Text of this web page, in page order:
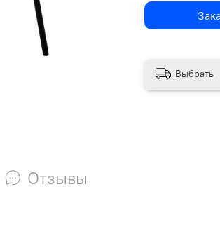
Выбрать
Отзывы